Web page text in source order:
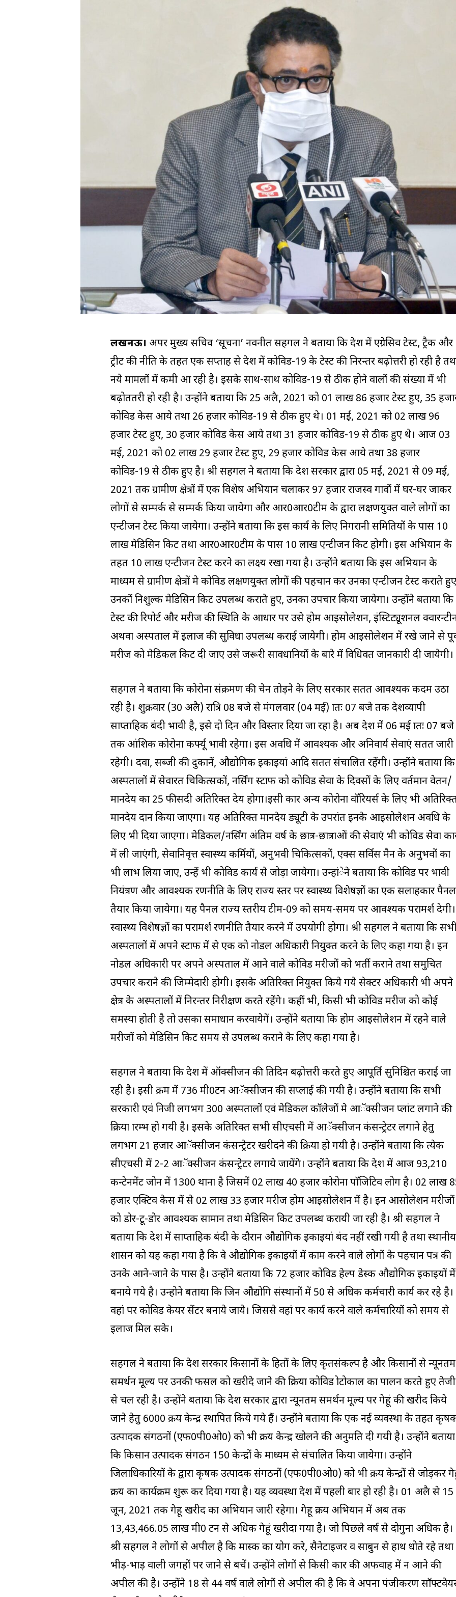
लखनऊ। अपर मुख्य सचिव ‘सूचना’ नवनीत सहगल ने बताया कि प्रदेश में एग्रेसिव टेस्ट, ट्रैक और
ट्रीट की नीति के तहत एक सप्ताह से प्रदेश में कोविड-19 के टेस्ट की निरन्तर बढ़ोत्तरी हो रही है
नये मामलों में कमी आ रही है। इसके साथ-साथ कोविड-19 से ठीक होने वालों की संख्या में भी
बढ़ोततरी हो रही है। उन्होंने बताया कि 25 अप्रैल, 2021 को 01 लाख 86 हजार टेस्ट हुए, 35
कोविड केस आये तथा 26 हजार कोविड-19 से ठीक हुए थे। 01 मई, 2021 को 02 लाख 96
हजार टेस्ट हुए, 30 हजार कोविड केस आये तथा 31 हजार कोविड-19 से ठीक हुए थे। आज 03
मई, 2021 को 02 लाख 29 हजार टेस्ट हुए, 29 हजार कोविड केस आये तथा 38 हजार
कोविड-19 से ठीक हुए है। श्री सहगल ने बताया कि प्रदेश सरकार द्वारा 05 मई, 2021 से 09 मई,
2021 तक ग्रामीण क्षेत्रों में एक विशेष अभियान चलाकर 97 हजार राजस्व गावों में घर-घर जाकर
लोगों से सम्पर्क से सम्पर्क किया जायेगा और आर0आर0टीम के द्वारा लक्षणयुक्त वाले लोगों का
एन्टीजन टेस्ट किया जायेगा। उन्होंने बताया कि इस कार्य के लिए निगरानी समितियों के पास 10
लाख मेडिसिन किट तथा आर0आर0टीम के पास 10 लाख एन्टीजन किट होगी। इस अभियान के
तहत 10 लाख एन्टीजन टेस्ट करने का लक्ष्य रखा गया है। उन्होंने बताया कि इस अभियान के
माध्यम से ग्रामीण क्षेत्रों मे कोविड लक्षणयुक्त लोगों की पहचान कर उनका एन्टीजन टेस्ट कराते
उनकों निशुल्क मेडिसिन किट उपलब्ध कराते हुए, उनका उपचार किया जायेगा। उन्होंने बताया कि
टेस्ट की रिपोर्ट और मरीज की स्थिति के आधार पर उसे होम आइसोलेशन, इंस्टिट्यूशनल
अथवा अस्पताल में इलाज की सुविधा उपलब्ध कराई जायेगी। होम आइसोलेशन में रखे जाने से
मरीज को मेडिकल किट दी जाए उसे जरूरी सावधानियों के बारे में विधिवत जानकारी दी जायेगी।
सहगल ने बताया कि कोरोना संक्रमण की चेन तोड़ने के लिए सरकार सतत आवश्यक कदम उठा
रही है। शुक्रवार (30 अप्रैल) रात्रि 08 बजे से मंगलवार (04 मई) प्रातः 07 बजे तक प्रदेशव्यापी
साप्ताहिक बंदी प्रभावी है, इसे दो दिन और विस्तार दिया जा रहा है। अब प्रदेश में 06 मई प्रातः 07 बजे
तक आंशिक कोरोना कर्फ्यू प्रभावी रहेगा। इस अवधि में आवश्यक और अनिवार्य सेवाएं सतत जारी
रहेगी। दवा, सब्जी की दुकानें, औद्योगिक इकाइयां आदि सतत संचालित रहेंगी। उन्होंने बताया कि
अस्पतालों में सेवारत चिकित्सकों, नर्सिंग स्टाफ को कोविड सेवा के दिवसों के लिए वर्तमान वेतन/
मानदेय का 25 फीसदी अतिरिक्त देय होगा।इसी प्रकार अन्य कोरोना वॉरियर्स के लिए भी
मानदेय प्रदान किया जाएगा। यह अतिरिक्त मानदेय ड्यूटी के उपरांत इनके आइसोलेशन अवधि के
लिए भी दिया जाएगा। मेडिकल/नर्सिंग अंतिम वर्ष के छात्र-छात्राओं की सेवाएं भी कोविड सेवा
में ली जाएंगी, सेवानिवृत्त स्वास्थ्य कर्मियों, अनुभवी चिकित्सकों, एक्स सर्विस मैन के अनुभवों का
भी लाभ लिया जाए, उन्हें भी कोविड कार्य से जोड़ा जायेगा। उन्हांेने बताया कि कोविड पर प्रभावी
नियंत्रण और आवश्यक रणनीति के लिए राज्य स्तर पर स्वास्थ्य विशेषज्ञों का एक सलाहकार पैनल
तैयार किया जायेगा। यह पैनल राज्य स्तरीय टीम-09 को समय-समय पर आवश्यक परामर्श देगी।
स्वास्थ्य विशेषज्ञों का परामर्श रणनीति तैयार करने में उपयोगी होगा। श्री सहगल ने बताया कि
अस्पतालों में अपने स्टाफ में से एक को नोडल अधिकारी नियुक्त करने के लिए कहा गया है। इन
नोडल अधिकारी पर अपने अस्पताल में आने वाले कोविड मरीजों को भर्ती कराने तथा समुचित
उपचार कराने की जिम्मेदारी होगी। इसके अतिरिक्त नियुक्त किये गये सेक्टर अधिकारी भी अपने
क्षेत्र के अस्पतालों में निरन्तर निरीक्षण करते रहेंगे। कहीं भी, किसी भी कोविड मरीज को कोई
समस्या होती है तो उसका समाधान करवायेगें। उन्होंने बताया कि होम आइसोलेशन में रहने वाले
मरीजों को मेडिसिन किट समय से उपलब्ध कराने के लिए कहा गया है।
सहगल ने बताया कि प्रदेश में ऑक्सीजन की प्रतिदिन बढ़ोत्तरी करते हुए आपूर्ति सुनिश्चित कराई जा
रही है। इसी क्रम में 736 मी0टन आॅक्सीजन की सप्लाई की गयी है। उन्होंने बताया कि सभी
सरकारी एवं निजी लगभग 300 अस्पतालों एवं मेडिकल काॅलेजों मे आॅक्सीजन प्लांट लगाने की
प्रक्रिया प्रारम्भ हो गयी है। इसके अतिरिक्त सभी सीएचसी में आॅक्सीजन कंसन्ट्रेटर लगाने हेतु
लगभग 21 हजार आॅक्सीजन कंसन्ट्रेटर खरीदने की प्रक्रिया हो गयी है। उन्होंने बताया कि प्रत्येक
सीएचसी में 2-2 आॅक्सीजन कंसन्ट्रेटर लगाये जायेंगे। उन्होंने बताया कि प्रदेश में आज 93,210
कन्टेनमेंट जोन में 1300 थाना है जिसमें 02 लाख 40 हजार कोरोना पाॅजिटिव लोग है। 02 लाख
हजार एक्टिव केस में से 02 लाख 33 हजार मरीज होम आइसोलेशन में है। इन आसोलेशन मरीजों
को डोर-टू-डोर आवश्यक सामान तथा मेडिसिन किट उपलब्ध करायी जा रही है। श्री सहगल ने
बताया कि प्रदेश में साप्ताहिक बंदी के दौरान औद्योगिक इकाइयां बंद नहीं रखी गयी है तथा स्थानीय
प्रशासन को यह कहा गया है कि वे औद्योगिक इकाइयों में काम करने वाले लोगों के पहचान पत्र की
उनके आने-जाने के पास है। उन्होंने बताया कि 72 हजार कोविड हेल्प डेस्क औद्योगिक इकाइयों में
बनाये गये है। उन्होने बताया कि जिन औद्योगि संस्थानों में 50 से अधिक कर्मचारी कार्य कर रहे है।
वहां पर कोविड केयर सेंटर बनाये जाये। जिससे वहां पर कार्य करने वाले कर्मचारियों को समय से
इलाज मिल सके।
सहगल ने बताया कि प्रदेश सरकार किसानों के हितों के लिए कृतसंकल्प है और किसानों से न्यूनतम
समर्थन मूल्य पर उनकी फसल को खरीदे जाने की प्रक्रिया कोविड प्रोटोकाल का पालन करते हुए तेजी
से चल रही है। उन्होंने बताया कि प्रदेश सरकार द्वारा न्यूनतम समर्थन मूल्य पर गेहूं की खरीद किये
जाने हेतु 6000 क्रय केन्द्र स्थापित किये गये हैं। उन्होंने बताया कि एक नई व्यवस्था के तहत
उत्पादक संगठनों (एफ0पी0ओ0) को भी क्रय केन्द्र खोलने की अनुमति दी गयी है। उन्होंने बताया
कि किसान उत्पादक संगठन 150 केन्द्रों के माध्यम से संचालित किया जायेगा। उन्होंने
जिलाधिकारियों के द्वारा कृषक उत्पादक संगठनों (एफ0पी0ओ0) को भी क्रय केन्द्रों से जोड़कर
क्रय का कार्यक्रम शुरू कर दिया गया है। यह व्यवस्था प्रदेश में पहली बार हो रही है। 01 अप्रैल से 15
जून, 2021 तक गेहू खरीद का अभियान जारी रहेगा। गेहू क्रय अभियान में अब तक
13,43,466.05 लाख मी0 टन से अधिक गेहूं खरीदा गया है। जो पिछले वर्ष से दोगुना अधिक है।
श्री सहगल ने लोगों से अपील है कि मास्क का प्रयोग करे, सैनेटाइजर व साबुन से हाथ धोते रहे तथा
भीड़-भाड़ वाली जगहों पर जाने से बचें। उन्होंने लोगों से किसी प्रकार की अफवाह में न आने की
अपील की है। उन्होंने 18 से 44 वर्ष वाले लोगों से अपील की है कि वे अपना पंजीकरण